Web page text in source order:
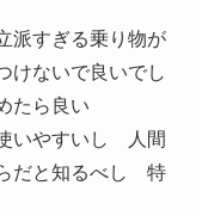
派すぎる乗り物が
けないで良いでし
たら良い
いやすいし 人間
だと知るべし 特